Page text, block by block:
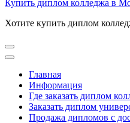
Купить диплом колледжа в
Хотите купить диплом
Главная
Информация
Где заказать диплом
Заказать диплом
Продажа дипломов с